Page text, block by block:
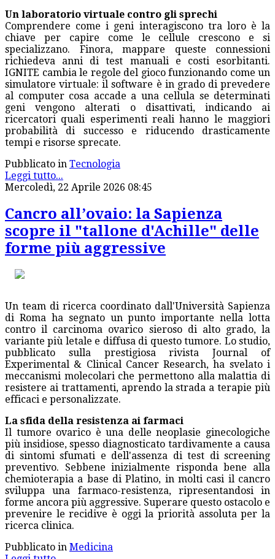
Un laboratorio virtuale contro gli sprechi
Comprendere come i geni interagiscono tra loro è la
chiave per capire come le cellule crescono e si
specializzano. Finora, mappare queste connessioni
richiedeva anni di test manuali e costi esorbitanti.
IGNITE cambia le regole del gioco funzionando come un
simulatore virtuale: il software è in grado di prevedere
al computer cosa accade a una cellula se determinati
geni vengono alterati o disattivati, indicando ai
ricercatori quali esperimenti reali hanno le maggiori
probabilità di successo e riducendo drasticamente
tempi e risorse sprecate.
Pubblicato in Tecnologia
Leggi tutto...
Mercoledì, 22 Aprile 2026 08:45
Cancro all’ovaio: la Sapienza
scopre il "tallone d'Achille" delle
forme più aggressive
Un team di ricerca coordinato dall'Università Sapienza
di Roma ha segnato un punto importante nella lotta
contro il carcinoma ovarico sieroso di alto grado, la
variante più letale e diffusa di questo tumore. Lo studio,
pubblicato sulla prestigiosa rivista Journal of
Experimental & Clinical Cancer Research, ha svelato i
meccanismi molecolari che permettono alla malattia di
resistere ai trattamenti, aprendo la strada a terapie più
efficaci e personalizzate.
La sfida della resistenza ai farmaci
Il tumore ovarico è una delle neoplasie ginecologiche
più insidiose, spesso diagnosticato tardivamente a causa
di sintomi sfumati e dell'assenza di test di screening
preventivo. Sebbene inizialmente risponda bene alla
chemioterapia a base di Platino, in molti casi il cancro
sviluppa una farmaco-resistenza, ripresentandosi in
forme ancora più aggressive. Superare questo ostacolo e
prevenire le recidive è oggi la priorità assoluta per la
ricerca clinica.
Pubblicato in Medicina